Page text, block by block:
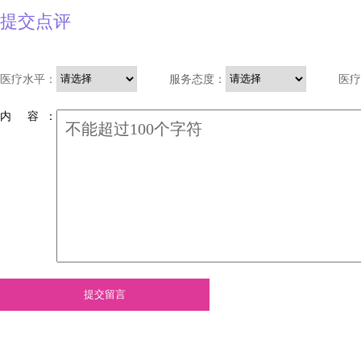
提交点评
医疗水平： 服务态度： 医
内 容 ：
提交留言